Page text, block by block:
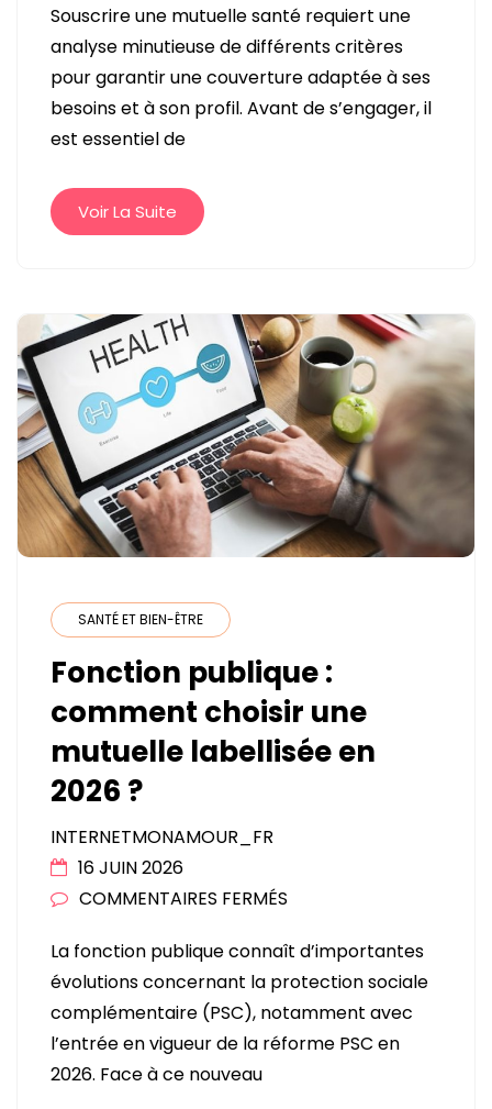
DES
CRITÈRES
À
ANALYSER
Souscrire une mutuelle santé requiert une
analyse minutieuse de différents critères
pour garantir une couverture adaptée à ses
besoins et à son profil. Avant de s’engager, il
est essentiel de
Voir La Suite
SANTÉ ET BIEN-ÊTRE
Fonction publique :
comment choisir une
mutuelle labellisée en
2026 ?
INTERNETMONAMOUR_FR
16 JUIN 2026
COMMENTAIRES FERMÉS
PUBLIQUE
COMMENT
CHOISIR
La fonction publique connaît d’importantes
évolutions concernant la protection sociale
complémentaire (PSC), notamment avec
l’entrée en vigueur de la réforme PSC en
2026. Face à ce nouveau